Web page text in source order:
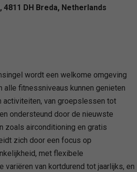
DH Breda, Netherlands
wordt een welkome omgeving
alle fitnessniveaus kunnen genieten
activiteiten, van groepslessen tot
ondersteund door de nieuwste
zoals airconditioning en gratis
zich door een focus op
met flexibele
variëren van kortdurend tot jaarlijks, en